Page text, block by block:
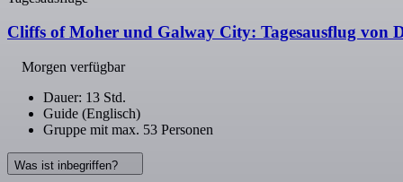
Cliffs of Moher und Galway City: Tagesausflug von
Morgen verfügbar
Dauer: 13 Std.
Guide (Englisch)
Gruppe mit max. 53 Personen
Was ist inbegriffen?